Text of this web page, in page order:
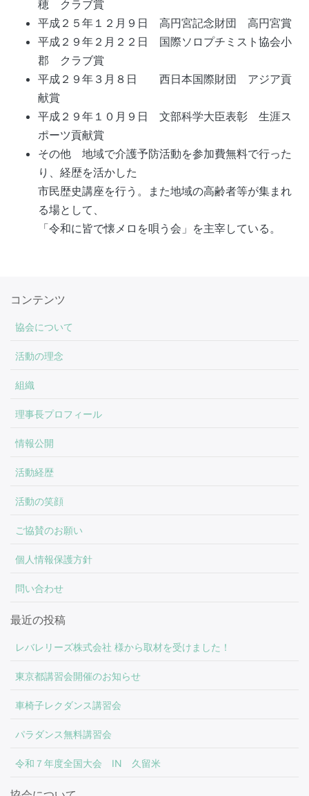
穂 クラブ賞
平成２５年１２月９日 高円宮記念財団 高円宮賞
平成２９年２月２２日 国際ソロプチミスト協会小
郡 クラブ賞
平成２９年３月８日 西日本国際財団 アジア貢
献賞
平成２９年１０月９日 文部科学大臣表彰 生涯ス
ポーツ貢献賞
その他 地域で介護予防活動を参加費無料で行った
り、経歴を活かした
市民歴史講座を行う。また地域の高齢者等が集まれ
る場として、
「令和に皆で懐メロを唄う会」を主宰している。
コンテンツ
協会について
活動の理念
組織
理事長プロフィール
情報公開
活動経歴
活動の笑顔
ご協賛のお願い
個人情報保護方針
問い合わせ
最近の投稿
レバレリーズ株式会社 様から取材を受けました！
東京都講習会開催のお知らせ
車椅子レクダンス講習会
パラダンス無料講習会
令和７年度全国大会 IN 久留米